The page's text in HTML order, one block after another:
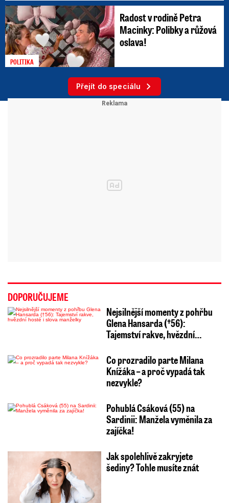
POLITIKA
Radost v rodině Petra
Macinky: Polibky a růžová
oslava!
Přejít do speciálu
DOPORUČUJEME
Nejsilnější momenty z pohřbu
Glena Hansarda (†56):
Tajemství rakve, hvězdní…
Co prozradilo parte Milana
Knížáka – a proč vypadá tak
nezvykle?
Pohublá Csáková (55) na
Sardinii: Manžela vyměnila za
zajíčka!
Jak spolehlivě zakryjete
šediny? Tohle musíte znát